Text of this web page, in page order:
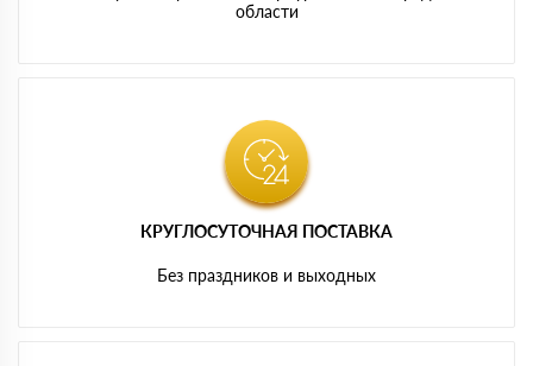
области
КРУГЛОСУТОЧНАЯ ПОСТАВКА
Без праздников и выходных